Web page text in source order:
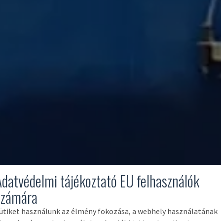
tájékoztató EU felhasználók
használunk az élmény fokozása, a webhely használatának